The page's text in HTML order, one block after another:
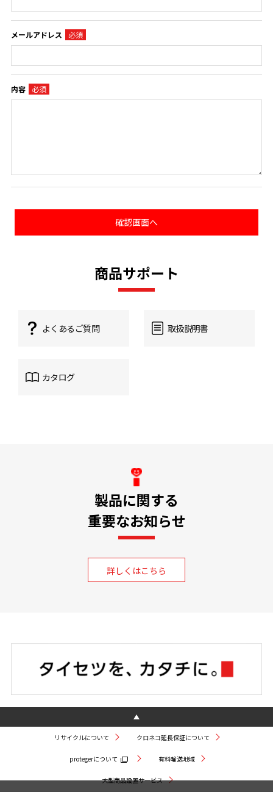
メールアドレス
内容
商品サポート
よくあるご質問 取扱説明書
カタログ
製品に関する
重要なお知らせ
詳しくはこちら
リサイクルについて クロネコ延長保証について
protegerについて 有料輸送地域
大型商品設置サービス